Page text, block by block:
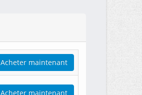
Acheter maintenant
Acheter maintenant